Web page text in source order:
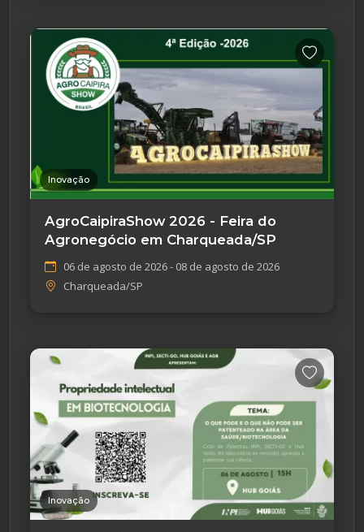
Inovação
AgroCaipiraShow 2026 - Feira do
Agronegócio em Charqueada/SP
06 de agosto de 2026 - 08 de agosto de 2026
Charqueada/SP
Inovação